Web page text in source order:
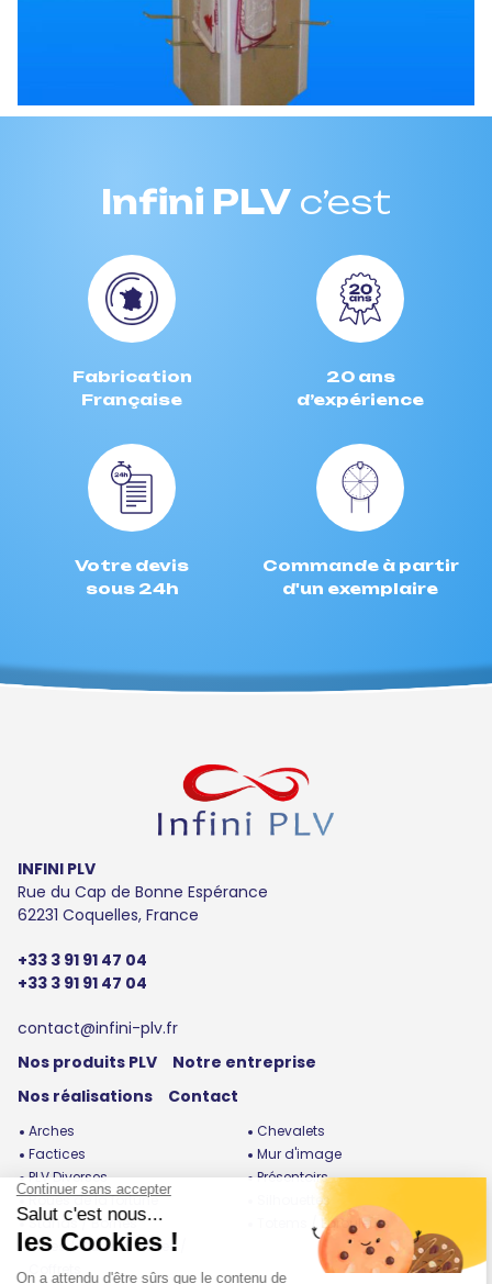
Infini PLV c’est
Fabrication
Française
20 ans
d’expérience
Votre devis
sous 24h
Commande à partir
d'un exemplaire
INFINI PLV
Rue du Cap de Bonne Espérance
62231 Coquelles, France
+33 3 91 91 47 04
+33 3 91 91 47 04
contact@infini-plv.fr
Nos produits PLV
Notre entreprise
Nos réalisations
Contact
Arches
Chevalets
Factices
Mur d'image
PLV Diverses
Présentoirs
Roues de la fortune
Silhouettes
Stands / Bornes
Totems / Enrouleurs
Urnes / Cubes / Boites /
Coffrets